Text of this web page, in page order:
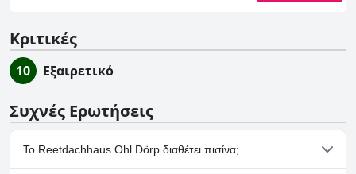
Κριτικές
10 Εξαιρετικό
Συχνές Ερωτήσεις
Το Reetdachhaus Ohl Dörp διαθέτει πισίνα;